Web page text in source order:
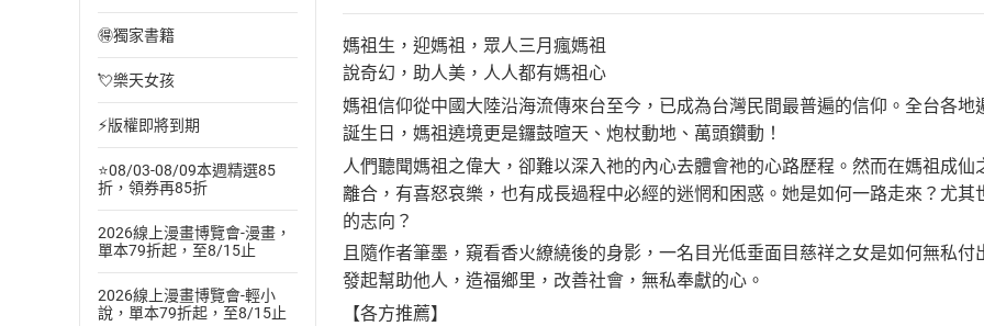
🉐獨家書籍
💘樂天女孩
⚡版權即將到期
⭐08/03-08/09本週精選85
折，領券再85折
2026線上漫畫博覽會-漫畫，
單本79折起，至8/15止
2026線上漫畫博覽會-輕小
說，單本79折起，至8/15止
媽祖生，迎媽祖，眾人三月瘋媽祖
說奇幻，助人美，人人都有媽祖心
媽祖信仰從中國大陸沿海流傳來台至今，已成為台灣民間最普遍的信仰。全台各
誕生日，媽祖遶境更是鑼鼓暄天、炮杖動地、萬頭鑽動！
人們聽聞媽祖之偉大，卻難以深入祂的內心去體會祂的心路歷程。然而在媽祖成
離合，有喜怒哀樂，也有成長過程中必經的迷惘和困惑。她是如何一路走來？尤
的志向？
且隨作者筆墨，窺看香火繚繞後的身影，一名目光低垂面目慈祥之女是如何無私
發起幫助他人，造福鄉里，改善社會，無私奉獻的心。
【各方推薦】